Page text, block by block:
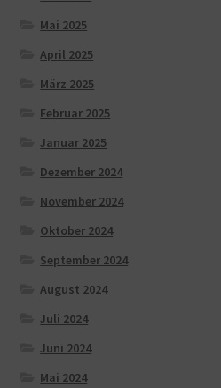
Mai 2025
April 2025
März 2025
Februar 2025
Januar 2025
Dezember 2024
November 2024
Oktober 2024
September 2024
August 2024
Juli 2024
Juni 2024
Mai 2024